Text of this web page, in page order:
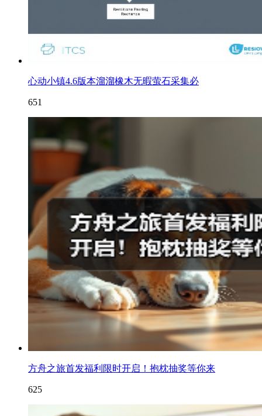
心动小镇4.6版本溜溜橡木无暇萤石采集必
651
方舟之旅首发福利限时开启！抱枕抽奖等你来
625